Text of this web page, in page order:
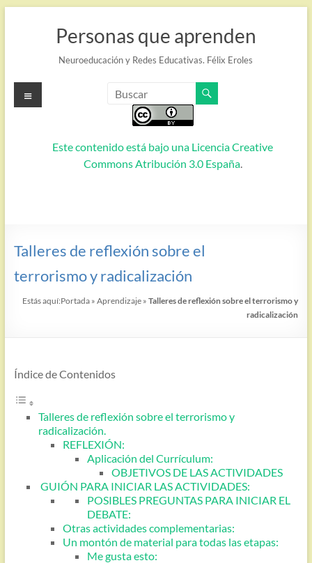
Personas que aprenden
Neuroeducación y Redes Educativas. Félix Eroles
Este contenido está bajo una Licencia Creative
Commons Atribución 3.0 España.
Menú
Talleres de reflexión sobre el
terrorismo y radicalización
Estás aquí:Portada »Aprendizaje »Talleres de reflexión sobre el terrorismo y
radicalización
Índice de Contenidos
Talleres de reflexión sobre el terrorismo y
radicalización.
REFLEXIÓN:
Aplicación del Currículum:
OBJETIVOS DE LAS ACTIVIDADES
GUIÓN PARA INICIAR LAS ACTIVIDADES:
POSIBLES PREGUNTAS PARA INICIAR EL
DEBATE:
Otras actividades complementarias:
Un montón de material para todas las etapas:
Me gusta esto: